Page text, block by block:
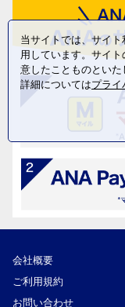
会社概要
ご利用規約
お問い合わせ
当サイトでは、サイ
用しています。サイ
意したことものといた
詳細についてはプライ